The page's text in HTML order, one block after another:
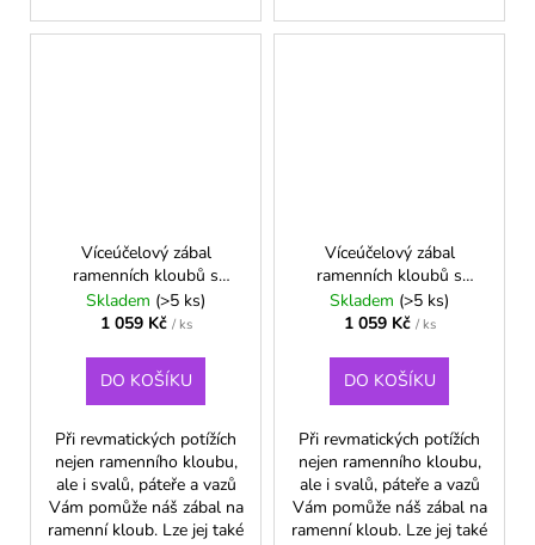
Víceúčelový zábal
ramenních kloubů s
přezkou - L/XL - Modrá
Skladem (>5 ks)
1 059 Kč / ks
DO KOŠÍKU
Při revmatických potížích
nejen ramenního kloubu,
ale i svalů, páteře a vazů
Vám pomůže náš zábal na
ramenní kloub. Lze jej také
Víceúčelový zábal
ramenních kloubů s
přezkou - L/XL - Zelená
Skladem (>5 ks)
1 059 Kč / ks
DO KOŠÍKU
Při revmatických potížích
nejen ramenního kloubu,
ale i svalů, páteře a vazů
Vám pomůže náš zábal na
ramenní kloub. Lze jej také